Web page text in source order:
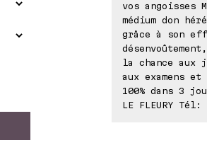
vos angoisses
médium don
grâce à son
la chance aux
aux examens
100% dans 3
LE FLEURY Tél: